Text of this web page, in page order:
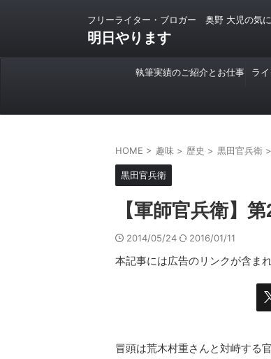
フリーライター・ブロガー 奥野 大児の気
明日やります
執筆実績のご紹介とお仕事 ラ
HOME > 趣味 > 歴史 > 黒田官兵衛 >
黒田官兵衛
【軍師官兵衛】
2014/05/24 2016/01/11
本記事には広告のリンクが含ま
冒頭は荒木村重さんと対峙する官